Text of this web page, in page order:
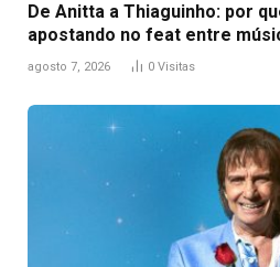
De Anitta a Thiaguinho: por
apostando no feat entre
agosto 7, 2026 0 Visitas